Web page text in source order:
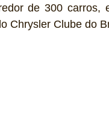
de 300 carros,
Chrysler Clube do